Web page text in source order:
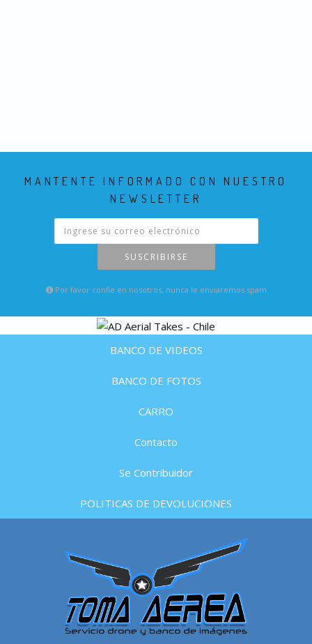
MANTENTE INFORMADO CON NUESTRO
NEWSLETTER
SUSCRIBIRSE
Por favor confie en nosotros, nunca le enviaremos spam
BANCO DE VIDEOS
BANCO DE FOTOS
CARRO
Contacto
Se Contribuidor
POLITICAS DE DEVOLUCIONES